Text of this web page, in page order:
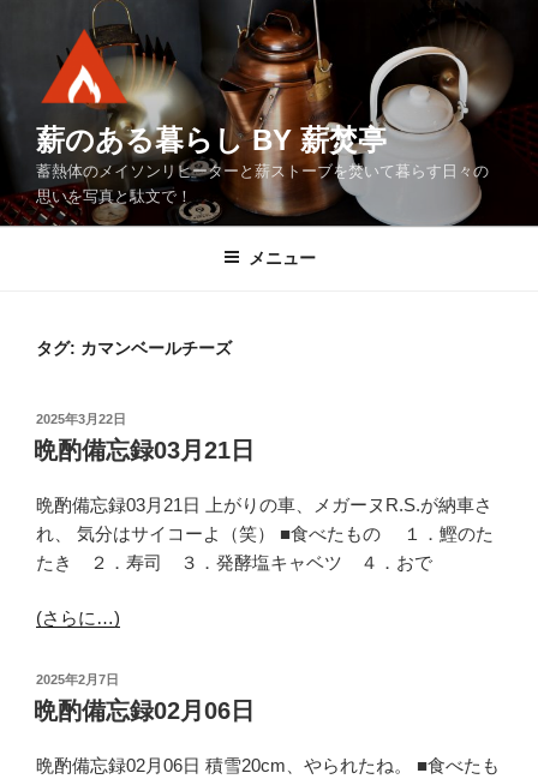
ツ
キ
薪のある暮らし BY 薪焚亭
蓄熱体のメイソンリヒーターと薪ストーブを焚いて暮らす日々の
思いを写真と駄文で！
メニュー
タグ: カマンベールチーズ
投
稿
日:
2025年3月22日
晩酌備忘録03月21日
晩酌備忘録03月21日 上がりの車、メガーヌR.S.が納車さ
れ、 気分はサイコーよ（笑） ■食べたもの １．鰹のた
たき ２．寿司 ３．発酵塩キャベツ ４．おで
(さらに…)
投
稿
日:
2025年2月7日
晩酌備忘録02月06日
晩酌備忘録02月06日 積雪20cm、やられたね。 ■食べたも